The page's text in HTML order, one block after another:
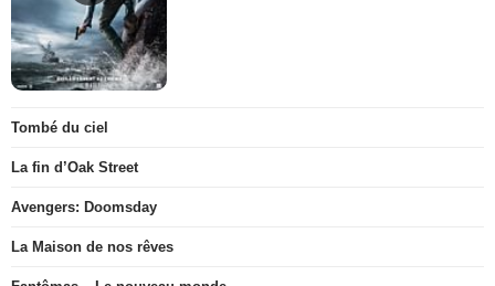
Tombé du ciel
La fin d’Oak Street
Avengers: Doomsday
La Maison de nos rêves